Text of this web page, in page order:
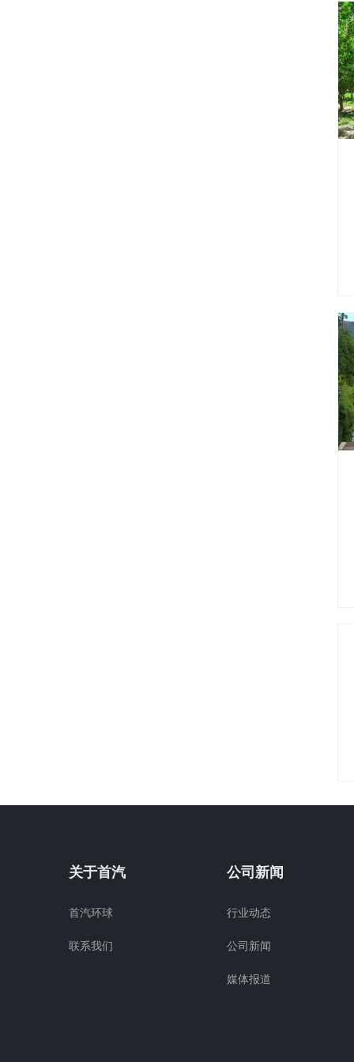
关于首汽
首汽环球
联系我们
公司新闻
行业动态
公司新闻
媒体报道